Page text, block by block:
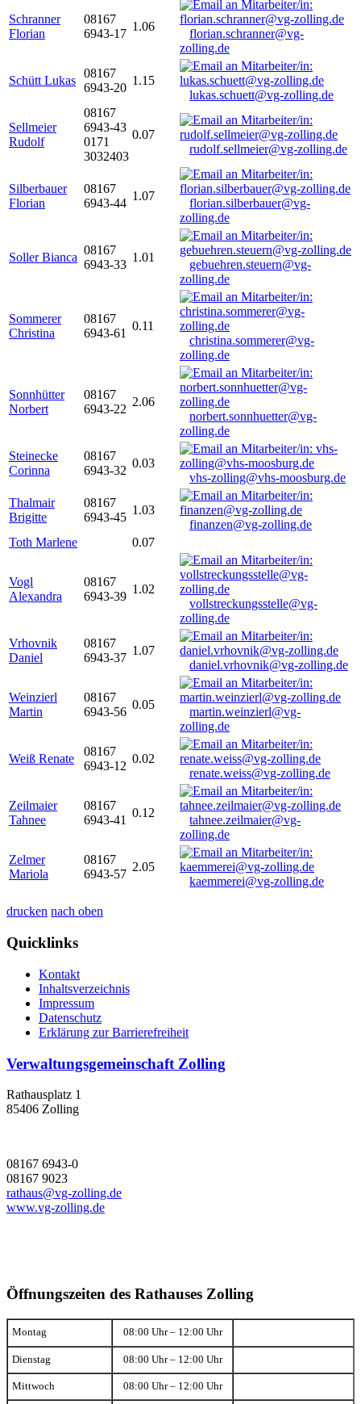
Schranner
Florian
08167
6943-17
1.06
florian.schranner@vg-
zolling.de
Schütt Lukas
08167
6943-20
1.15
lukas.schuett@vg-zolling.de
Sellmeier
Rudolf
08167
6943-43
0171
3032403
0.07
rudolf.sellmeier@vg-zolling.de
Silberbauer
Florian
08167
6943-44
1.07
florian.silberbauer@vg-
zolling.de
Soller Bianca
08167
6943-33
1.01
gebuehren.steuern@vg-
zolling.de
Sommerer
Christina
08167
6943-61
0.11
christina.sommerer@vg-
zolling.de
Sonnhütter
Norbert
08167
6943-22
2.06
norbert.sonnhuetter@vg-
zolling.de
Steinecke
Corinna
08167
6943-32
0.03
vhs-zolling@vhs-moosburg.de
Thalmair
Brigitte
08167
6943-45
1.03
finanzen@vg-zolling.de
Toth Marlene
0.07
Vogl
Alexandra
08167
6943-39
1.02
vollstreckungsstelle@vg-
zolling.de
Vrhovnik
Daniel
08167
6943-37
1.07
daniel.vrhovnik@vg-zolling.de
Weinzierl
Martin
08167
6943-56
0.05
martin.weinzierl@vg-
zolling.de
Weiß Renate
08167
6943-12
0.02
renate.weiss@vg-zolling.de
Zeilmaier
Tahnee
08167
6943-41
0.12
tahnee.zeilmaier@vg-
zolling.de
Zelmer
Mariola
08167
6943-57
2.05
kaemmerei@vg-zolling.de
drucken nach oben
Quicklinks
Kontakt
Inhaltsverzeichnis
Impressum
Datenschutz
Erklärung zur Barrierefreiheit
Verwaltungsgemeinschaft Zolling
Rathausplatz 1
85406 Zolling
08167 6943-0
08167 9023
rathaus@vg-zolling.de
www.vg-zolling.de
Öffnungszeiten des Rathauses Zolling
Montag 08:00 Uhr – 12:00 Uhr
Dienstag 08:00 Uhr – 12:00 Uhr
Mittwoch 08:00 Uhr – 12:00 Uhr